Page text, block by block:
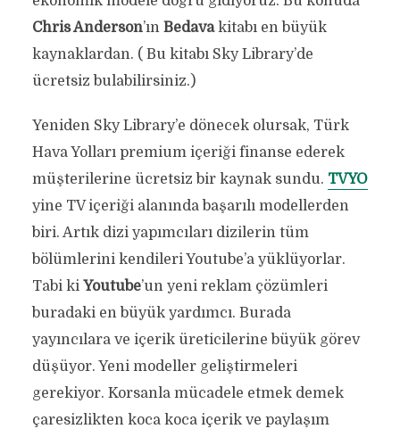
Chris Anderson’ın Bedavakitabı en büyük
kaynaklardan. ( Bu kitabı Sky Library’de
ücretsiz bulabilirsiniz.)
Yeniden Sky Library’e dönecek olursak, Türk
Hava Yolları premium içeriği finanse ederek
müşterilerine ücretsiz bir kaynak sundu. TVYO
yine TV içeriği alanında başarılı modellerden
biri. Artık dizi yapımcıları dizilerin tüm
bölümlerini kendileri Youtube’a yüklüyorlar.
Tabi ki Youtube’un yeni reklam çözümleri
buradaki en büyük yardımcı. Burada
yayıncılara ve içerik üreticilerine büyük görev
düşüyor. Yeni modeller geliştirmeleri
gerekiyor. Korsanla mücadele etmek demek
çaresizlikten koca koca içerik ve paylaşım